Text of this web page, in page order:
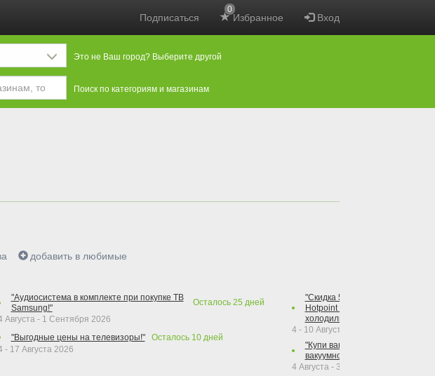
Подписаться Избранное
0
Вход
Это не Ваш город? Выберите другой
Поиск по категориям и магазинам
добавить в любимые
"Аудиосистема в комплекте при покупке ТВ
Samsung!"
Осталось 25 дней
Августа - 1 Сентября 2026
"Выгодные цены на телевизоры!"
Осталось 10дней
- 17 Августа 2026
"Скидка 50% на варочную
Hotpoint при покупке духового
холодильника Hotpoint!"
4 - 10 Августа 2026
"Купи вакуумный упаковщик +
вакуумного упаковщика =
4 Августа - 30 Сентября 2026